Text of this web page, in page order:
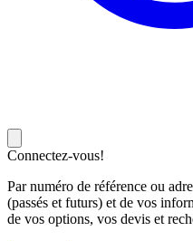
Connectez-vous!
Par numéro de référence ou
(passés et futurs) et de vos
de vos options, vos devis et